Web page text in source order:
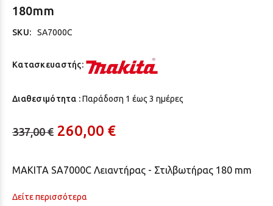
180mm
SKU: SA7000C
Κατασκευαστής:
Διαθεσιμότητα :Παράδoση 1 έως 3 ημέρες
337,00 € 260,00 €
MAKITA SA7000C Λειαντήρας - Στιλβωτήρας 180 mm
Δείτε περισσότερα